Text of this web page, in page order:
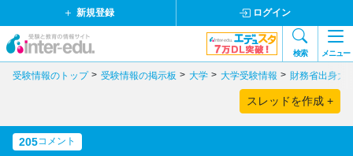
新規登録 ログイン
検索 メニュー
受験情報のトップ 受験情報の掲示板 大学 大学受験情報 財務省出身大
スレッドを作成 +
205コメント